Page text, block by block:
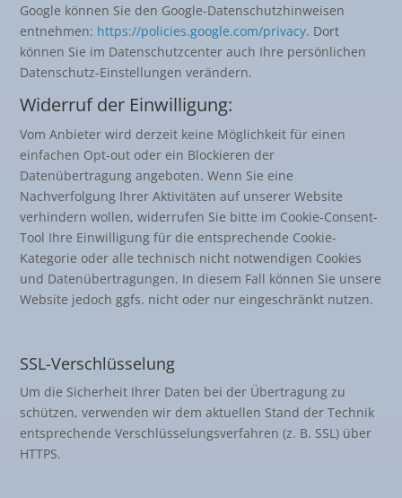
Google können Sie den Google-Datenschutzhinweisen
entnehmen: https://policies.google.com/privacy. Dort
können Sie im Datenschutzcenter auch Ihre persönlichen
Datenschutz-Einstellungen verändern.
Widerruf der Einwilligung:
Vom Anbieter wird derzeit keine Möglichkeit für einen
einfachen Opt-out oder ein Blockieren der
Datenübertragung angeboten. Wenn Sie eine
Nachverfolgung Ihrer Aktivitäten auf unserer Website
verhindern wollen, widerrufen Sie bitte im Cookie-Consent-
Tool Ihre Einwilligung für die entsprechende Cookie-
Kategorie oder alle technisch nicht notwendigen Cookies
und Datenübertragungen. In diesem Fall können Sie unsere
Website jedoch ggfs. nicht oder nur eingeschränkt nutzen.
SSL-Verschlüsselung
Um die Sicherheit Ihrer Daten bei der Übertragung zu
schützen, verwenden wir dem aktuellen Stand der Technik
entsprechende Verschlüsselungsverfahren (z. B. SSL) über
HTTPS.